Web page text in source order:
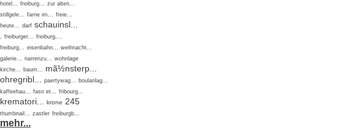
hotel... freiburg... zur alten...
stillgele... farne im... freie...
heute... darf schauinsl...
, freiburger... freiburg,...
freiburg... eisenbahn... weihnacht...
galerie... narrenzu... wohnlage
kirche... baum... mã½nsterp...
ohregribl...
paertywag... boulanlag...
kaffeehau... fasn et... fribourg...
krematori... krone 245
thumbnail... zastler freiburgb...
mehr...